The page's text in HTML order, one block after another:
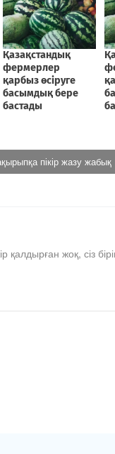
пікір жазу жабық
қалдырған жоқ, сіз